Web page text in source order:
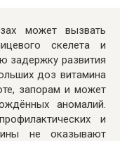
может вызвать
скелета и
задержку развития
доз витамина
запорам и может
аномалий.
и
не оказывают